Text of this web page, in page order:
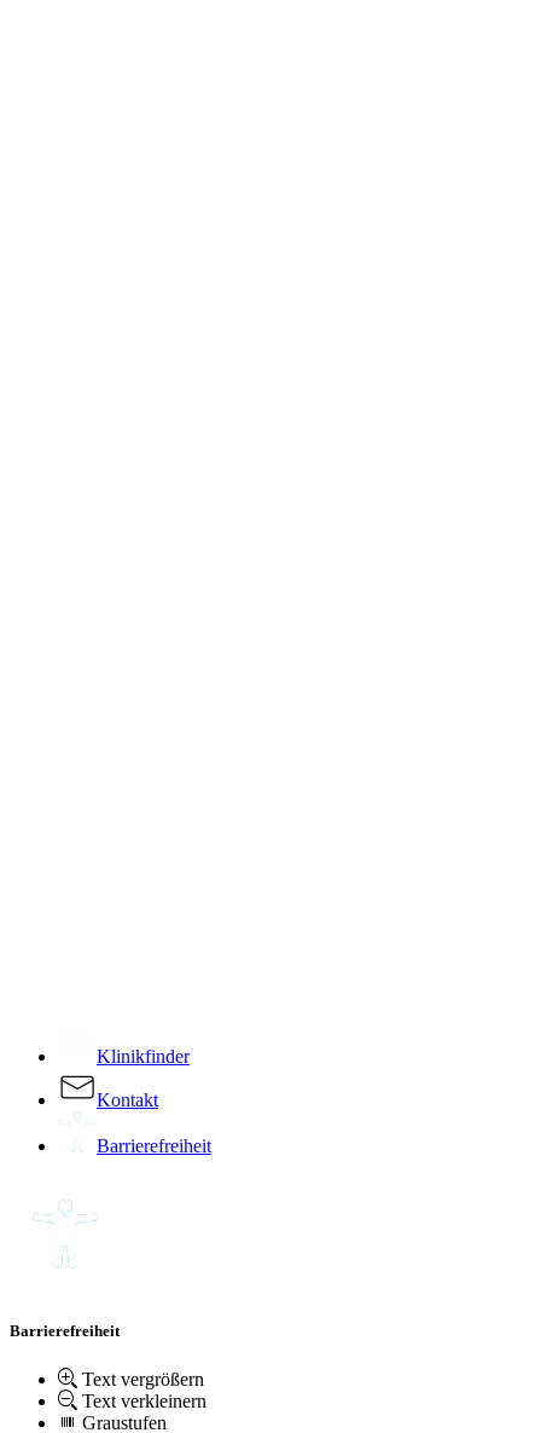
Klinikfinder
Kontakt
Barrierefreiheit
Barrierefreiheit
Text vergrößern
Text verkleinern
Graustufen